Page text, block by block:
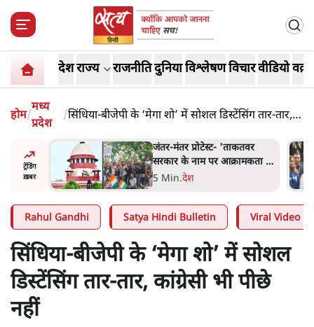
देशराज्य राजनीतिदुनियाविश्लेषणविचारवीडियो
होम/
मध्य
प्रदेश
/सिंधिया-बीजेपी के ‘मेगा शो’ में सोशल डिस्टेंसिंग तार-तार,
ट्रेंडिंग
ख़बर
न
सुने':
जंतर मंतर प्रोटेस्ट: 'युवाओं को
प्रताड़ित किया जा रहा है, पर मोदी-
शाह में बोलने की हिम्मत नहीं'-
7 Min.देश
Rahul Gandhi Satya Hindi Bulletin Viral Video
सिंधिया-बीजेपी के ‘मेगा शो’ में सोशल
डिस्टेंसिंग तार-तार, कांग्रेसी भी पीछे
नहीं